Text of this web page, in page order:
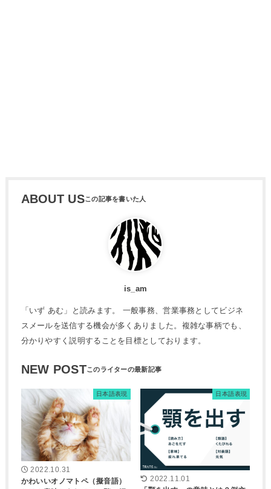
ABOUT US
is_am
「いず あむ」と読みます。 一般事務、営業事務としてビジネ
スメールを送信する機会が多くありました。複雑な事柄でも、
分かりやすく説明することを目標としております。
NEW POST
日本語表現
2022.10.31
かわいいオノマトペ（擬音語）
日本語表現
2022.11.01